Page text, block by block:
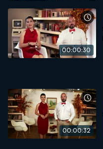
00:00:30
00:00:32